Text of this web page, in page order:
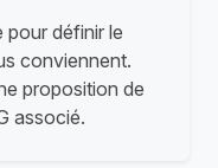
pour définir le
conviennent.
proposition de
associé.